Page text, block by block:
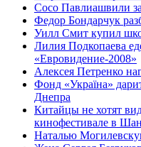
Сосо Павлиашвили
Федор Бондарчук
Уилл Смит купил
Лилия Подкопаева
«Евровидение-2008»
Алексея Петренко
Фонд «Україна»
Днепра
Китайцы не хотят
кинофестивале в
Наталью